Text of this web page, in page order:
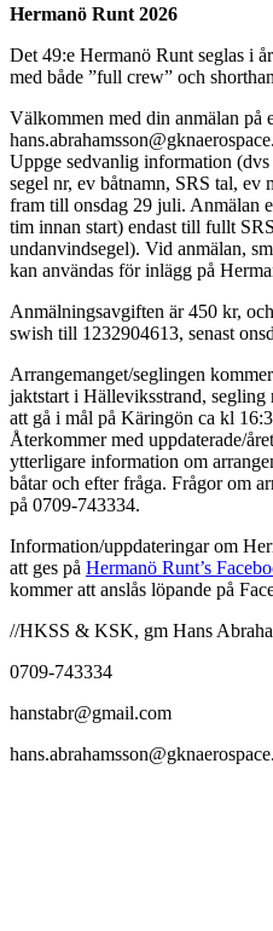
Hermanö Runt 2026
Det 49:e Hermanö Runt seglas i
med både ”full crew” och
Välkommen med din anmälan på
Uppge sedvanlig information
segel nr, ev båtnamn, SRS tal, ev
fram till onsdag 29 juli. Anmälan
tim innan start) endast till fullt
undanvindsegel). Vid anmälan,
kan användas för inlägg på
Anmälningsavgiften är 450 kr,
swish till 1232904613, senast
Arrangemanget/seglingen
jaktstart i Hälleviksstrand,
att gå i mål på Käringön ca kl
Återkommer med uppdaterade/
ytterligare information om
båtar och efter fråga. Frågor om
på 0709-743334.
Information/uppdateringar om
att ges på Hermanö Runt’s
kommer att anslås löpande på
//HKSS & KSK, gm Hans
0709-743334
hanstabr@gmail.com